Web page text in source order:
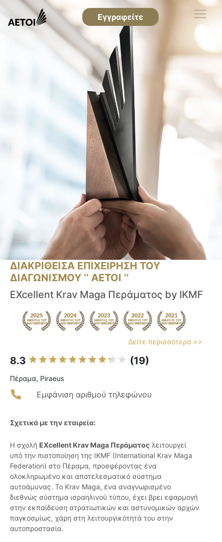
Εγγραφείτε
ΔΙΑΚΡΙΘΕΙΣΑ ΕΠΙΧΕΙΡΗΣΗ ΤΟΥ
ΔΙΑΓΩΝΙΣΜΟΥ ‘’ ΑΕΤΟΙ ‘’
EXcellent Krav Maga Περάματος by IKMF
Δείτε περισσότερα >>
8.3 (19)
Πέραμα, Piraeus
Εμφάνιση αριθμού τηλεφώνου
Σχετικά με την εταιρεία:
Η σχολή EXcellent Krav Maga Περάματος λειτουργεί
υπό την πιστοποίηση της IKMF (International Krav Maga
Federation) στο Πέραμα, προσφέροντας ένα
ολοκληρωμένο και αποτελεσματικό σύστημα
αυτοάμυνας. Το Krav Maga, ένα αναγνωρισμένο
διεθνώς σύστημα ισραηλινού τύπου, έχει βρει εφαρμογή
στην εκπαίδευση στρατιωτικών και αστυνομικών αρχών
παγκοσμίως, χάρη στη λειτουργικότητά του στην
αυτοπροστασία.